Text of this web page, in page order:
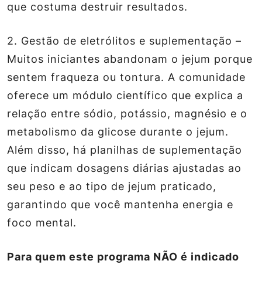
que costuma destruir resultados.
2. Gestão de eletrólitos e suplementação –
Muitos iniciantes abandonam o jejum porque
sentem fraqueza ou tontura. A comunidade
oferece um módulo científico que explica a
relação entre sódio, potássio, magnésio e o
metabolismo da glicose durante o jejum.
Além disso, há planilhas de suplementação
que indicam dosagens diárias ajustadas ao
seu peso e ao tipo de jejum praticado,
garantindo que você mantenha energia e
foco mental.
Para quem este programa NÃO é indicado